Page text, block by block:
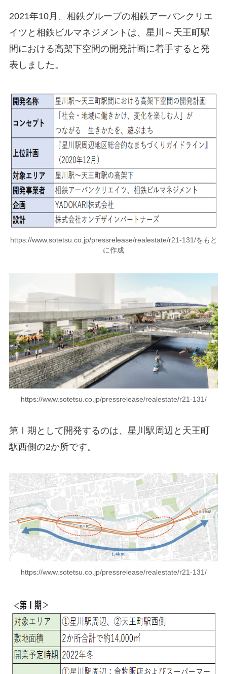
2021年10月、相鉄グループの相鉄アーバンクリエ
イツと相鉄ビルマネジメントは、星川～天王町駅
間における高架下空間の開発計画に着手する と発
表しました。
https://www.sotetsu.co.jp/pressrelease/realestate/r21-131/をもと
に作成
https://www.sotetsu.co.jp/pressrelease/realestate/r21-131/
第Ⅰ期として開発するのは、星川駅周辺と天王町
駅西側の2か所です。
https://www.sotetsu.co.jp/pressrelease/realestate/r21-131/